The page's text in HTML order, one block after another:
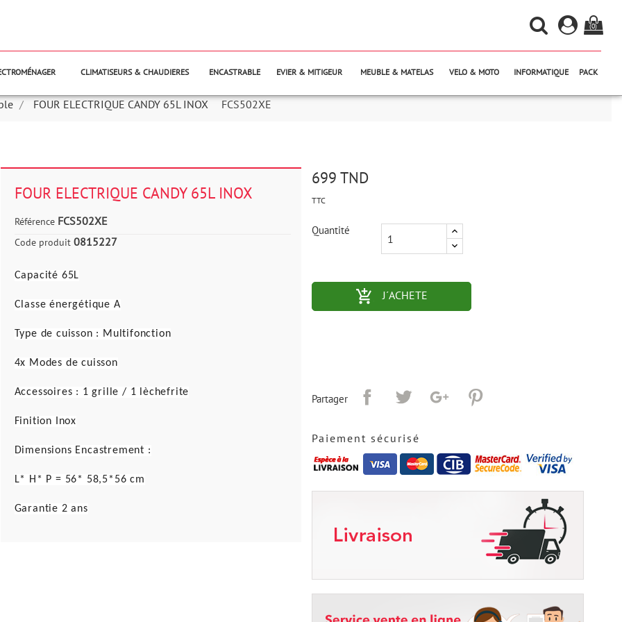
(0)
CLIMATISEURS & CHAUDIERES ENCASTRABLE EVIER & MITIGEUR MEUBLE & MATELAS VELO & MOTO INFORMATIQUE PACK
FOUR ELECTRIQUE CANDY 65L INOX FCS502XE
FOUR ELECTRIQUE CANDY 65L INOX
Référence FCS502XE
Code produit 0815227
Capacité 65L
Classe énergétique A
Type de cuisson : Multifonction
4x Modes de cuisson
Accessoires : 1 grille / 1 lèchefrite
Finition Inox
Dimensions Encastrement :
L* H* P = 56* 58,5*56 cm
Garantie 2 ans
699 TND
TTC
Quantité
add_shopping_cart-outlined
J´ACHETE
Partager
Paiement sécurisé